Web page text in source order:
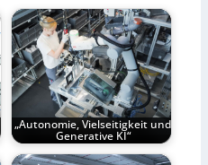
„Autonomie, Vielseitigkeit und
Generative KI“